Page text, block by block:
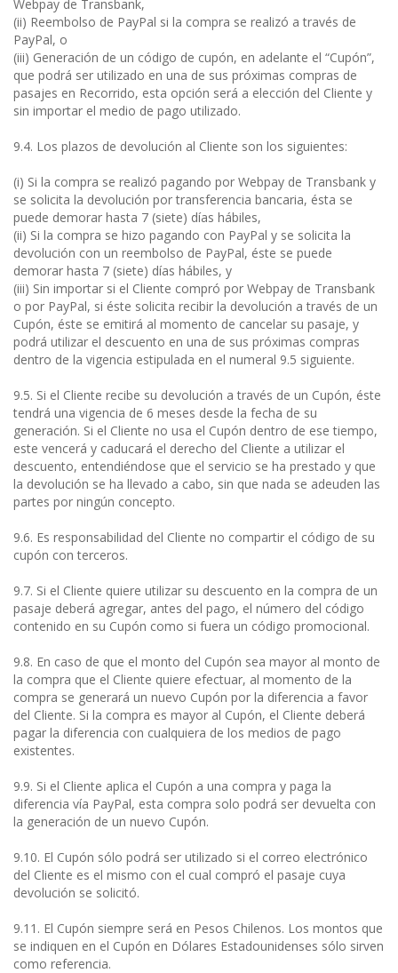
Webpay de Transbank,
(ii) Reembolso de PayPal si la compra se realizó a través de
PayPal, o
(iii) Generación de un código de cupón, en adelante el “Cupón”,
que podrá ser utilizado en una de sus próximas compras de
pasajes en Recorrido, esta opción será a elección del Cliente y
sin importar el medio de pago utilizado.
9.4. Los plazos de devolución al Cliente son los siguientes:
(i) Si la compra se realizó pagando por Webpay de Transbank y
se solicita la devolución por transferencia bancaria, ésta se
puede demorar hasta 7 (siete) días hábiles,
(ii) Si la compra se hizo pagando con PayPal y se solicita la
devolución con un reembolso de PayPal, éste se puede
demorar hasta 7 (siete) días hábiles, y
(iii) Sin importar si el Cliente compró por Webpay de Transbank
o por PayPal, si éste solicita recibir la devolución a través de un
Cupón, éste se emitirá al momento de cancelar su pasaje, y
podrá utilizar el descuento en una de sus próximas compras
dentro de la vigencia estipulada en el numeral 9.5 siguiente.
9.5. Si el Cliente recibe su devolución a través de un Cupón, éste
tendrá una vigencia de 6 meses desde la fecha de su
generación. Si el Cliente no usa el Cupón dentro de ese tiempo,
este vencerá y caducará el derecho del Cliente a utilizar el
descuento, entendiéndose que el servicio se ha prestado y que
la devolución se ha llevado a cabo, sin que nada se adeuden las
partes por ningún concepto.
9.6. Es responsabilidad del Cliente no compartir el código de su
cupón con terceros.
9.7. Si el Cliente quiere utilizar su descuento en la compra de un
pasaje deberá agregar, antes del pago, el número del código
contenido en su Cupón como si fuera un código promocional.
9.8. En caso de que el monto del Cupón sea mayor al monto de
la compra que el Cliente quiere efectuar, al momento de la
compra se generará un nuevo Cupón por la diferencia a favor
del Cliente. Si la compra es mayor al Cupón, el Cliente deberá
pagar la diferencia con cualquiera de los medios de pago
existentes.
9.9. Si el Cliente aplica el Cupón a una compra y paga la
diferencia vía PayPal, esta compra solo podrá ser devuelta con
la generación de un nuevo Cupón.
9.10. El Cupón sólo podrá ser utilizado si el correo electrónico
del Cliente es el mismo con el cual compró el pasaje cuya
devolución se solicitó.
9.11. El Cupón siempre será en Pesos Chilenos. Los montos que
se indiquen en el Cupón en Dólares Estadounidenses sólo sirven
como referencia.